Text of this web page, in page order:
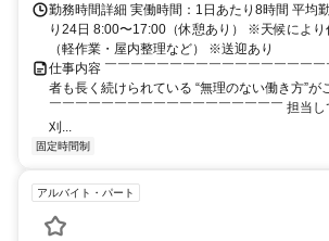
勤務時間詳細 実働時間：1日あたり8時間 平均
り24日 8:00〜17:00（休憩あり） ※天候により
（軽作業・屋内整理など） ※送迎あり
仕事内容 ￣￣￣￣￣￣￣￣￣￣￣￣￣￣￣￣
者も長く続けられている “無理のない働き方”が
￣￣￣￣￣￣￣￣￣￣￣￣￣￣￣￣￣￣ 担当
刈...
固定時間制
アルバイト・パート